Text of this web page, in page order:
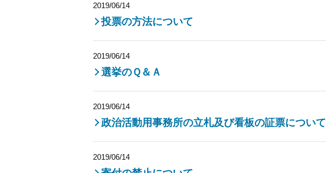
投票の方法について
2019/06/14
選挙のＱ＆Ａ
2019/06/14
政治活動用事務所の立札及び看板の証票について
2019/06/14
2019/06/14